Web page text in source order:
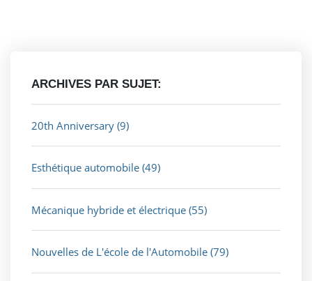
ARCHIVES PAR SUJET:
20th Anniversary (9)
Esthétique automobile (49)
Mécanique hybride et électrique (55)
Nouvelles de L'école de l'Automobile (79)